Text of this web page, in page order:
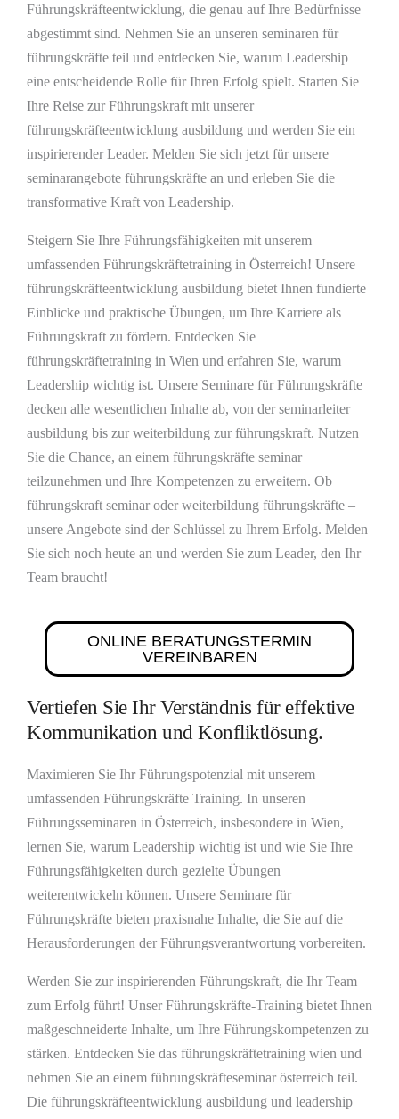
Führungskräfteentwicklung, die genau auf Ihre Bedürfnisse
abgestimmt sind. Nehmen Sie an unseren seminaren für
führungskräfte teil und entdecken Sie, warum Leadership
eine entscheidende Rolle für Ihren Erfolg spielt. Starten Sie
Ihre Reise zur Führungskraft mit unserer
führungskräfteentwicklung ausbildung und werden Sie ein
inspirierender Leader. Melden Sie sich jetzt für unsere
seminarangebote führungskräfte an und erleben Sie die
transformative Kraft von Leadership.
Steigern Sie Ihre Führungsfähigkeiten mit unserem
umfassenden Führungskräftetraining in Österreich! Unsere
führungskräfteentwicklung ausbildung bietet Ihnen fundierte
Einblicke und praktische Übungen, um Ihre Karriere als
Führungskraft zu fördern. Entdecken Sie
führungskräftetraining in Wien und erfahren Sie, warum
Leadership wichtig ist. Unsere Seminare für Führungskräfte
decken alle wesentlichen Inhalte ab, von der seminarleiter
ausbildung bis zur weiterbildung zur führungskraft. Nutzen
Sie die Chance, an einem führungskräfte seminar
teilzunehmen und Ihre Kompetenzen zu erweitern. Ob
führungskraft seminar oder weiterbildung führungskräfte –
unsere Angebote sind der Schlüssel zu Ihrem Erfolg. Melden
Sie sich noch heute an und werden Sie zum Leader, den Ihr
Team braucht!
ONLINE BERATUNGSTERMIN
VEREINBAREN
Vertiefen Sie Ihr Verständnis für effektive
Kommunikation und Konfliktlösung.
Maximieren Sie Ihr Führungspotenzial mit unserem
umfassenden Führungskräfte Training. In unseren
Führungsseminaren in Österreich, insbesondere in Wien,
lernen Sie, warum Leadership wichtig ist und wie Sie Ihre
Führungsfähigkeiten durch gezielte Übungen
weiterentwickeln können. Unsere Seminare für
Führungskräfte bieten praxisnahe Inhalte, die Sie auf die
Herausforderungen der Führungsverantwortung vorbereiten.
Werden Sie zur inspirierenden Führungskraft, die Ihr Team
zum Erfolg führt! Unser Führungskräfte-Training bietet Ihnen
maßgeschneiderte Inhalte, um Ihre Führungskompetenzen zu
stärken. Entdecken Sie das führungskräftetraining wien und
nehmen Sie an einem führungskräfteseminar österreich teil.
Die führungskräfteentwicklung ausbildung und leadership